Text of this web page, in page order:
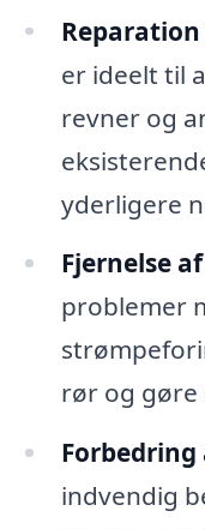
er ideelt til
revner og
yderligere
Fjernelse
problemer
rør og gøre
indvendig